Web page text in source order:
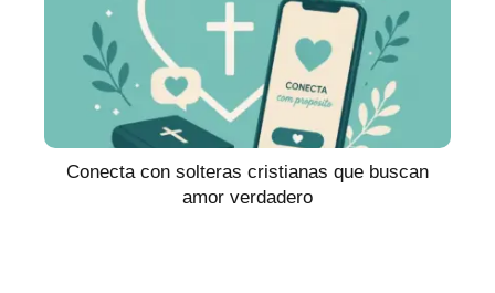
Conecta con solteras cristianas que buscan
amor verdadero